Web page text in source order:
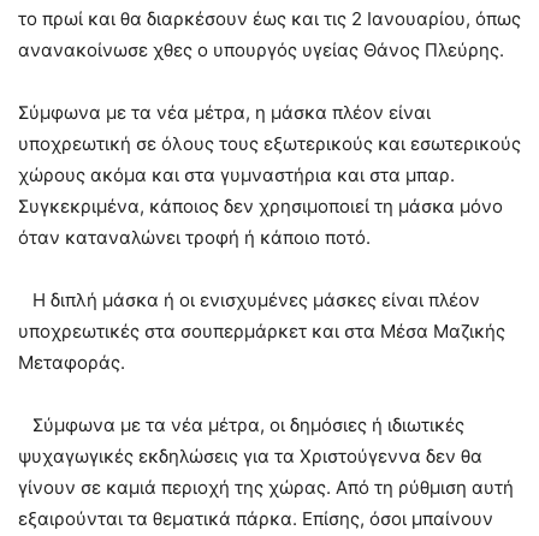
το πρωί και θα διαρκέσουν έως και τις 2 Ιανουαρίου, όπως
ανανακοίνωσε χθες ο υπουργός υγείας Θάνος Πλεύρης.
Σύμφωνα με τα νέα μέτρα, η μάσκα πλέον είναι
υποχρεωτική σε όλους τους εξωτερικούς και εσωτερικούς
χώρους ακόμα και στα γυμναστήρια και στα μπαρ.
Συγκεκριμένα, κάποιος δεν χρησιμοποιεί τη μάσκα μόνο
όταν καταναλώνει τροφή ή κάποιο ποτό.
Η διπλή μάσκα ή οι ενισχυμένες μάσκες είναι πλέον
υποχρεωτικές στα σουπερμάρκετ και στα Μέσα Μαζικής
Μεταφοράς.
Σύμφωνα με τα νέα μέτρα, οι δημόσιες ή ιδιωτικές
ψυχαγωγικές εκδηλώσεις για τα Χριστούγεννα δεν θα
γίνουν σε καμιά περιοχή της χώρας. Από τη ρύθμιση αυτή
εξαιρούνται τα θεματικά πάρκα. Επίσης, όσοι μπαίνουν